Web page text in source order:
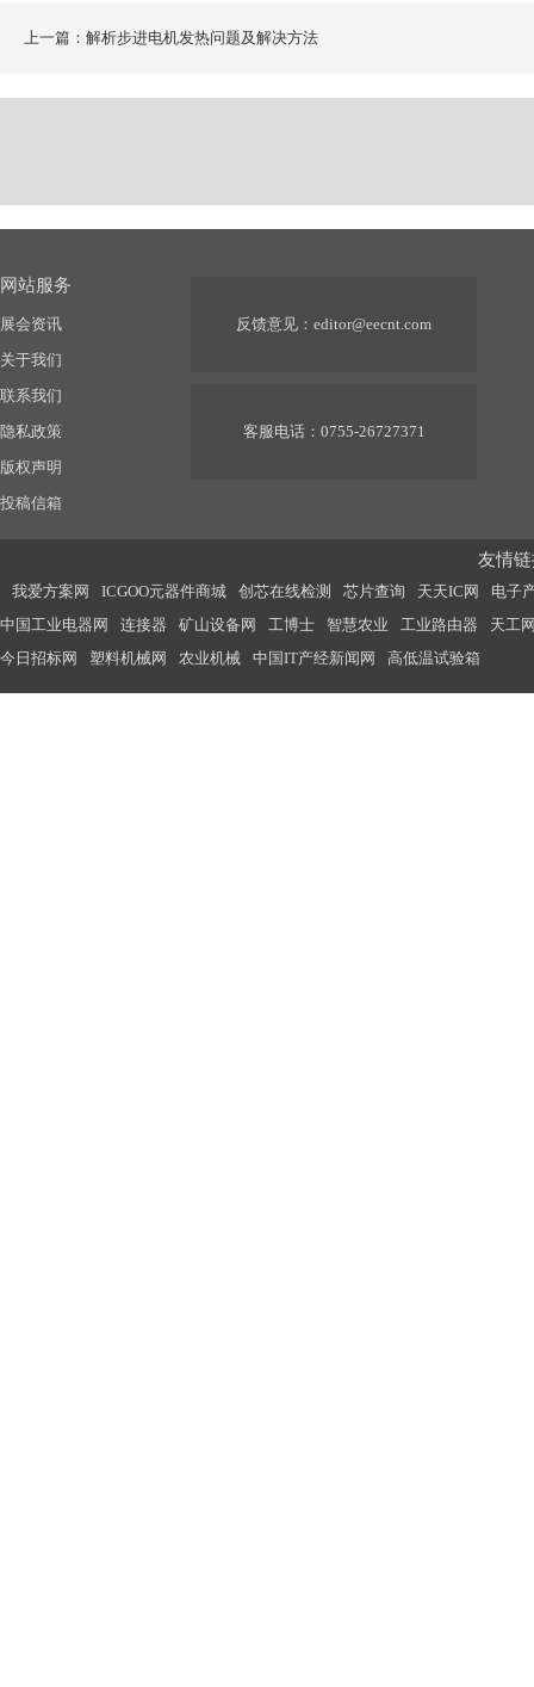
上一篇：解析步进电机发热问题及解决方法
网站服务
展会资讯
关于我们
联系我们
隐私政策
版权声明
投稿信箱
反馈意见： editor@eecnt.com
客服电话：0755-26727371
友情
我爱方案网 ICGOO元器件商城 创芯在线检测 芯片查询 天天IC网
电子
中国工业电器网
连接器 矿山设备网 工博士 智慧农业 工业路由器
天工
今日招标网
塑料机械网 农业机械 中国IT产经新闻网 高低温试验箱